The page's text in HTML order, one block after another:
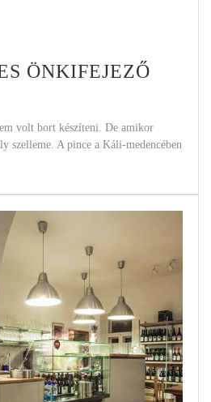
ÖNKIFEJEZŐ
volt bort készíteni. De amikor
szelleme. A pince a Káli-medencében